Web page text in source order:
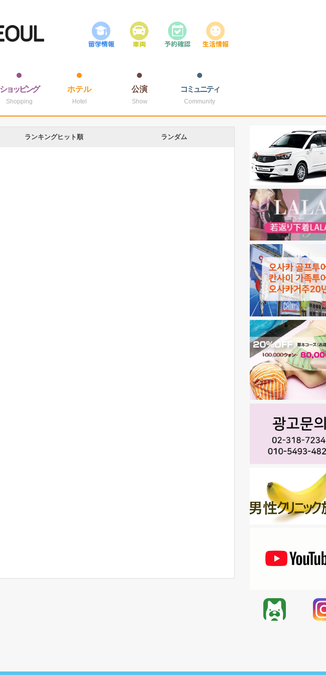
ショッピング
Shopping
ホテル
Hotel
公演
Show
コミュニティ
Community
ランキングヒット順 ランダム